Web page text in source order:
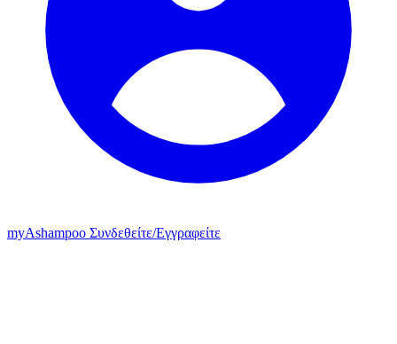
myAshampoo Συνδεθείτε/Εγγραφείτε